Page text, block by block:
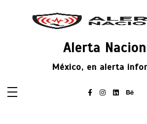
Alerta
México, en alerta